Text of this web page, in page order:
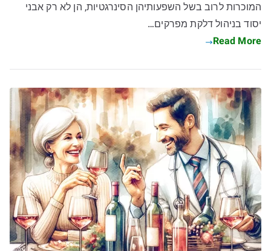
המוכרות לרוב בשל השפעותיהן הסינרגטיות, הן לא רק אבני
יסוד בניהול דלקת מפרקים…
Read More